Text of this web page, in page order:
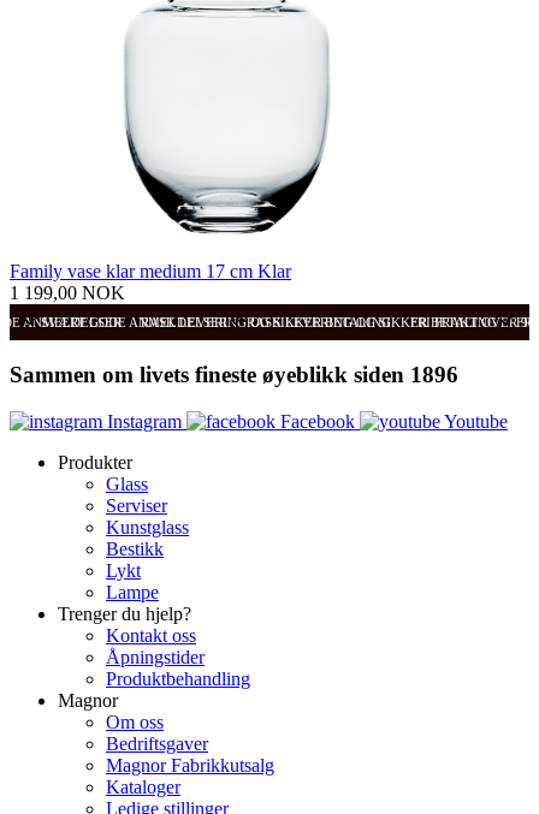
Family vase klar medium 17 cm Klar
1 199,00 NOK
ANMELDELSER RASK LEVERING OG SIKKER BETALING FRI FRAKT OVER
SVÆRT GODE ANMELDELSER RASK LEVERING OG SIKKER BETALING
Sammen om livets fineste øyeblikk siden 1896
Instagram Facebook
Youtube
Produkter
Glass
Serviser
Kunstglass
Bestikk
Lykt
Lampe
Trenger du hjelp?
Kontakt oss
Åpningstider
Produktbehandling
Magnor
Om oss
Bedriftsgaver
Magnor Fabrikkutsalg
Kataloger
Ledige stillinger